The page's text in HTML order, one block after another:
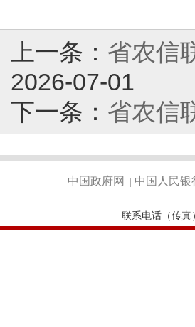
上一条： 省农信
2026-07-01
下一条： 省农信
中国政府网 | 中国人民银
联系电话（传